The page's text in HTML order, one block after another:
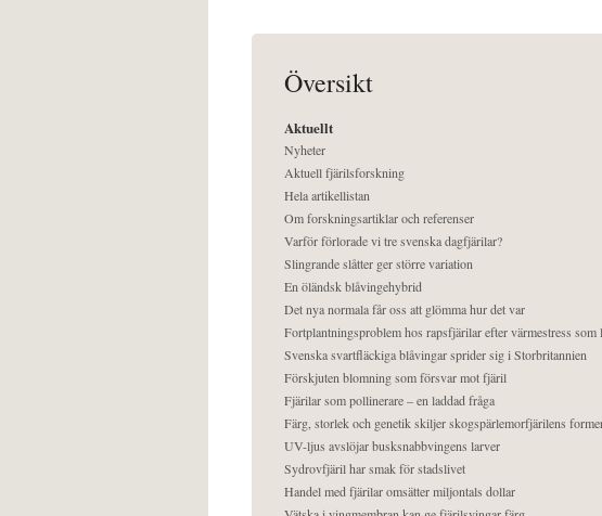
Översikt
Aktuellt
Nyheter
Aktuell fjärilsforskning
Hela artikellistan
Om forskningsartiklar och referenser
Varför förlorade vi tre svenska dagfjärilar?
Slingrande slåtter ger större variation
En öländsk blåvingehybrid
Det nya normala får oss att glömma hur det var
Fortplantningsproblem hos rapsfjärilar efter värmestress som
Svenska svartfläckiga blåvingar sprider sig i Storbritannien
Förskjuten blomning som försvar mot fjäril
Fjärilar som pollinerare – en laddad fråga
Färg, storlek och genetik skiljer skogspärlemorfjärilens
UV-ljus avslöjar busksnabbvingens larver
Sydrovfjäril har smak för stadslivet
Handel med fjärilar omsätter miljontals dollar